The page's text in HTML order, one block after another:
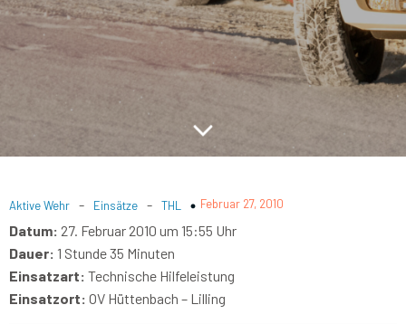
Aktive Wehr - Einsätze - THL Februar 27, 2010
Datum: 27. Februar 2010 um 15:55 Uhr
Dauer: 1 Stunde 35 Minuten
Einsatzart: Technische Hilfeleistung
Einsatzort: OV Hüttenbach – Lilling